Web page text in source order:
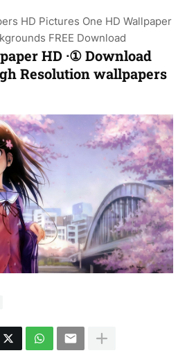
HD ·① Download
Resolution wallpapers